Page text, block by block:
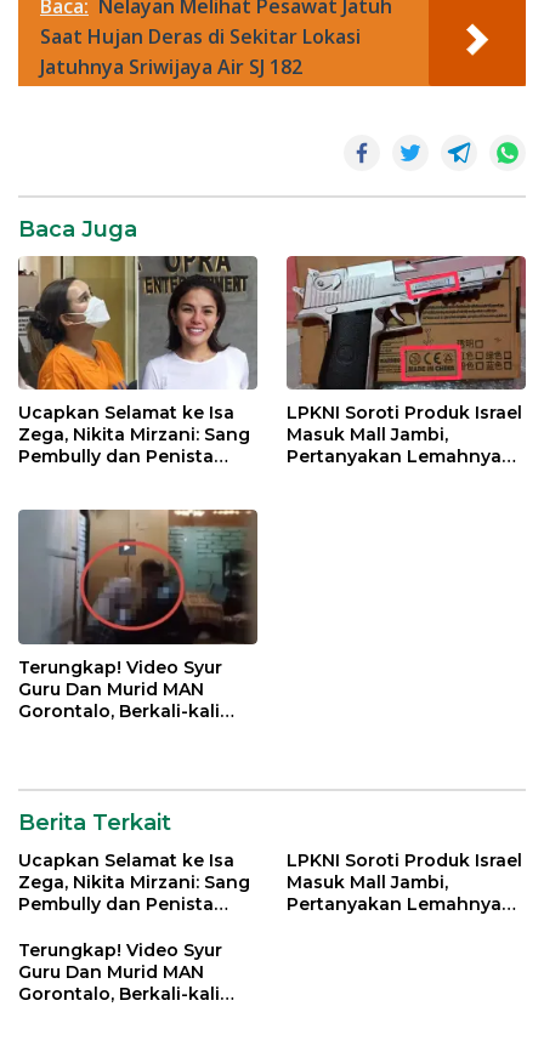
Baca: Nelayan Melihat Pesawat Jatuh
Saat Hujan Deras di Sekitar Lokasi
Jatuhnya Sriwijaya Air SJ 182
Baca Juga
Ucapkan Selamat ke Isa
Zega, Nikita Mirzani: Sang
Pembully dan Penista
LPKNI Soroti Produk Israel
Masuk Mall Jambi,
Pertanyakan Lemahnya
Terungkap! Video Syur
Guru Dan Murid MAN
Gorontalo, Berkali-kali
Berita Terkait
Ucapkan Selamat ke Isa
Zega, Nikita Mirzani: Sang
Pembully dan Penista
Jatim
LPKNI Soroti Produk Israel
Masuk Mall Jambi,
Pertanyakan Lemahnya
Terungkap! Video Syur
Guru Dan Murid MAN
Gorontalo, Berkali-kali